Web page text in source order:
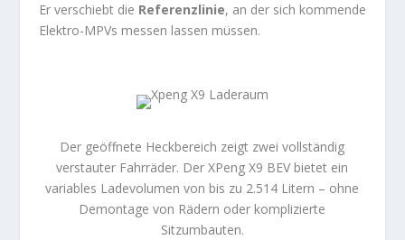
Er verschiebt die Referenzlinie, an der sich kommende
Elektro-MPVs messen lassen müssen.
Der geöffnete Heckbereich zeigt zwei vollständig
verstauter Fahrräder. Der XPeng X9 BEV bietet ein
variables Ladevolumen von bis zu 2.514 Litern – ohne
Demontage von Rädern oder komplizierte
Sitzumbauten.